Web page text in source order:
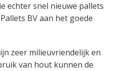
echter snel nieuwe pallets
BV aan het goede
zeer milieuvriendelijk en
van hout kunnen de